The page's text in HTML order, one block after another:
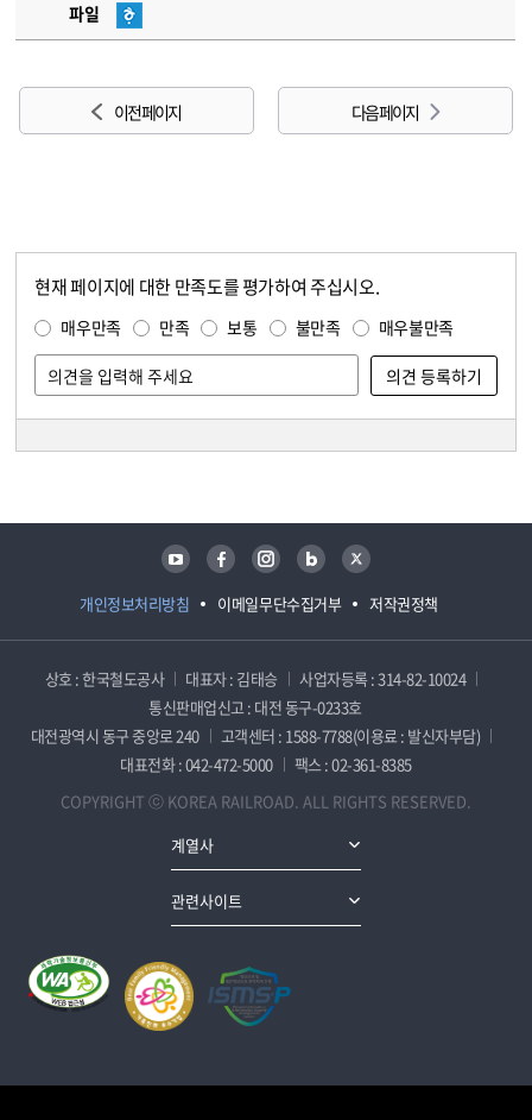
파일
이전 페이지 다음 페이지
현재 페이지에 대한 만족도를 평가하여 주십시오.
매우만족 만족 보통 불만족 매우불만족
개인정보처리방침 이메일무단수집거부 저작권정책
유튜브 페이스북 인스타그램 블로그 트위터
상호 : 한국철도공사 대표자 : 김태승
사업자등록 : 314-82-10024
통신판매업신고 : 대전 동구-0233호
대전광역시 동구 중앙로 240
고객센터 : 1588-7788(이용료 : 발신자부담)
대표전화 : 042-472-5000
팩스 : 02-361-8385
COPYRIGHT ⓒ KOREA RAILROAD. ALL RIGHTS RESERVED.
계열사
관련사이트